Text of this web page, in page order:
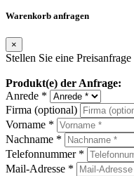
Warenkorb anfragen
×
Stellen Sie eine
Produkt(e) der Anfrage:
Anrede *
Firma (optional)
Vorname *
Nachname *
Telefonnummer *
Mail-Adresse *